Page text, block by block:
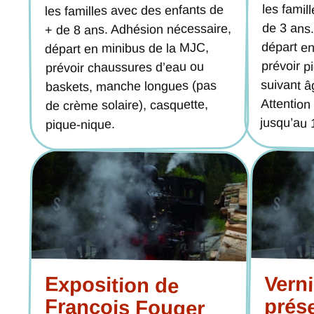
les familles avec des enfants de
+ de 8 ans. Adhésion nécessaire,
départ en minibus de la MJC,
prévoir chaussures d’eau ou
baskets, manche longues (pas
de crème solaire), casquette,
pique-nique. jusqu’au
Exposition de
François Fouger